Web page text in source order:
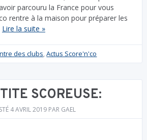
parcouru la France pour vous
rentre à la maison pour préparer les
Lire la suite »
des clubs,Actus Score'n'co
SCOREUSE:
4 AVRIL 2019 PAR GAEL